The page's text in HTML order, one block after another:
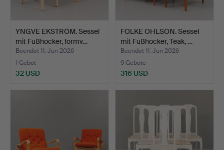
YNGVE EKSTRÖM. Sessel
mit Fußhocker, formv…
Beendet 11. Jun 2026
1 Gebot
32 USD
FOLKE OHLSON. Sessel
mit Fußhocker, Teak, …
Beendet 11. Jun 2026
9 Gebote
316 USD